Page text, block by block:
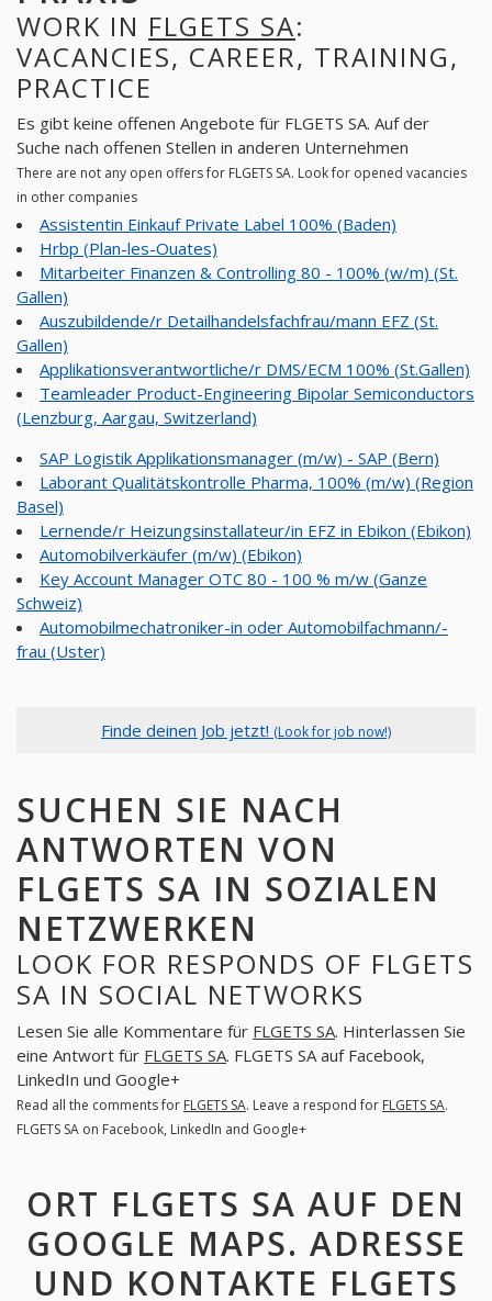
WORK IN FLGETS SA:
VACANCIES, CAREER, TRAINING,
PRACTICE
Es gibt keine offenen Angebote für FLGETS SA. Auf der
Suche nach offenen Stellen in anderen Unternehmen
There are not any open offers for FLGETS SA. Look for opened vacancies
in other companies
Assistentin Einkauf Private Label 100% (Baden)
Hrbp (Plan-les-Ouates)
Mitarbeiter Finanzen & Controlling 80 - 100% (w/m) (St.
Gallen)
Auszubildende/r Detailhandelsfachfrau/mann EFZ (St.
Gallen)
Applikationsverantwortliche/r DMS/ECM 100% (St.Gallen)
Teamleader Product-Engineering Bipolar Semiconductors
(Lenzburg, Aargau, Switzerland)
SAP Logistik Applikationsmanager (m/w) - SAP (Bern)
Laborant Qualitätskontrolle Pharma, 100% (m/w) (Region
Basel)
Lernende/r Heizungsinstallateur/in EFZ in Ebikon (Ebikon)
Automobilverkäufer (m/w) (Ebikon)
Key Account Manager OTC 80 - 100 % m/w (Ganze
Schweiz)
Automobilmechatroniker-in oder Automobilfachmann/-
frau (Uster)
Finde deinen Job jetzt! (Look for job now!)
SUCHEN SIE NACH
ANTWORTEN VON
FLGETS SA IN SOZIALEN
NETZWERKEN
LOOK FOR RESPONDS OF FLGETS
SA IN SOCIAL NETWORKS
Lesen Sie alle Kommentare für FLGETS SA. Hinterlassen Sie
eine Antwort für FLGETS SA. FLGETS SA auf Facebook,
LinkedIn und Google+
Read all the comments for FLGETS SA. Leave a respond for FLGETS SA.
FLGETS SA on Facebook, LinkedIn and Google+
ORT FLGETS SA AUF DEN
GOOGLE MAPS. ADRESSE
UND KONTAKTE FLGETS